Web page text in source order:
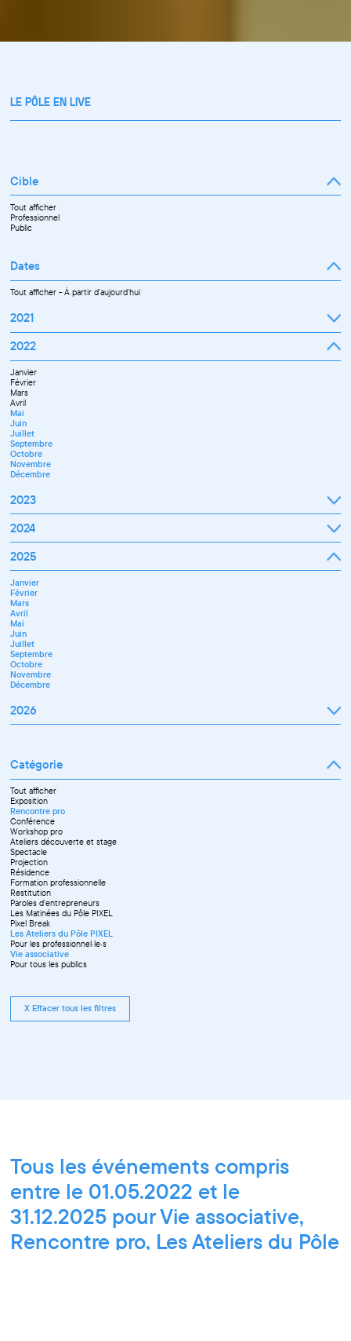
LE PÔLE EN LIVE
Cible
Tout afficher
Professionnel
Public
Dates
Tout afficher-À partir d'aujourd'hui
2021
Septembre
Novembre
Décembre
2022
Janvier
Février
Mars
Avril
Mai
Juin
Juillet
Septembre
Octobre
Novembre
Décembre
2023
Janvier
Février
Mars
Avril
Juin
Septembre
Octobre
Novembre
Décembre
2024
Janvier
Février
Mars
Avril
Mai
Juin
Juillet
Septembre
Novembre
Décembre
2025
Janvier
Février
Mars
Avril
Mai
Juin
Juillet
Septembre
Octobre
Novembre
Décembre
2026
Avril
Mai
Juin
Septembre
Octobre
Novembre
Catégorie
Tout afficher
Exposition
Rencontre pro
Conférence
Workshop pro
Ateliers découverte et stage
Spectacle
Projection
Résidence
Formation professionnelle
Restitution
Paroles d'entrepreneurs
Les Matinées du Pôle PIXEL
Pixel Break
Les Ateliers du Pôle PIXEL
Pour les professionnel·le·s
Vie associative
Pour tous les publics
X Effacer tous les filtres
Tous les événements compris
entre le 01.05.2022 et le
31.12.2025 pour Vie associative,
Rencontre pro, Les Ateliers du Pôle